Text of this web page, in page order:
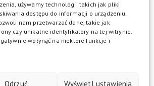
używamy technologii takich jak pliki
dostępu do informacji o urządzeniu.
nam przetwarzać dane, takie jak
czy unikalne identyfikatory na tej witrynie.
wpłynąć na niektóre funkcje i
Odrzuć Wyświetl ustawienia